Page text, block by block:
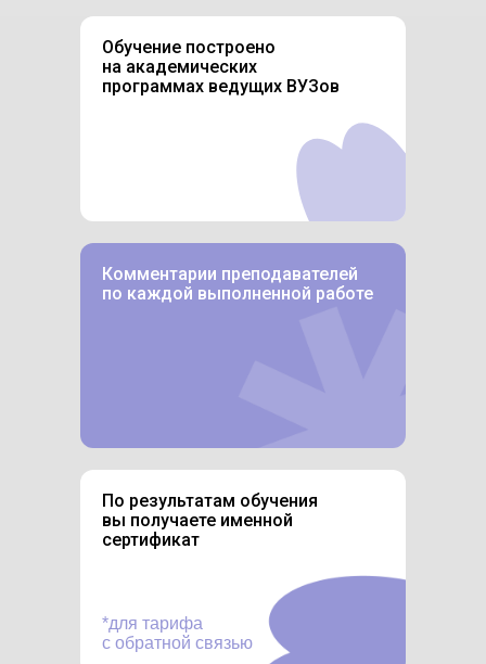
По результатам обучения
вы получаете именной
сертификат
*для тарифа
с обратной связью
Комментарии преподавателей
по каждой выполненной работе
Обучение построено
на академических
программах ведущих ВУЗов